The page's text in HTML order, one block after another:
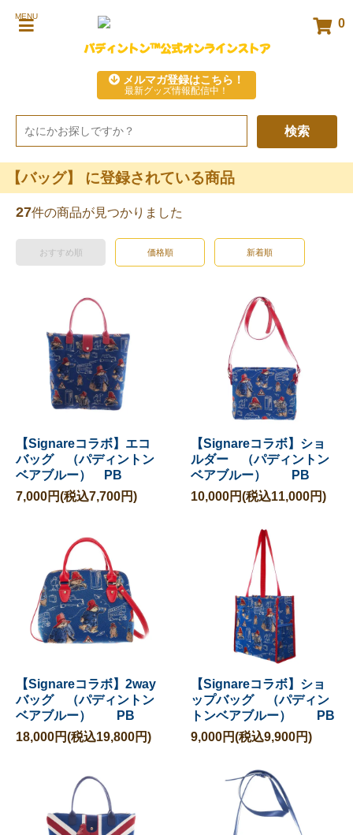
MENU 0
パディントン™公式オンラインストア
メルマガ登録はこちら！
最新グッズ情報配信中！
検索
【バッグ】 に登録されている商品
27件の商品が見つかりました
おすすめ順 価格順 新着順
【Signareコラボ】エコ
バッグ （パディントン
ベアブルー） PB
7,000円(税込7,700円)
【Signareコラボ】ショ
ルダー （パディントン
ベアブルー） PB
10,000円(税込11,000円)
【Signareコラボ】2way
バッグ （パディントン
ベアブルー） PB
18,000円(税込19,800円)
【Signareコラボ】ショ
ップバッグ （パディン
トンベアブルー） PB
9,000円(税込9,900円)